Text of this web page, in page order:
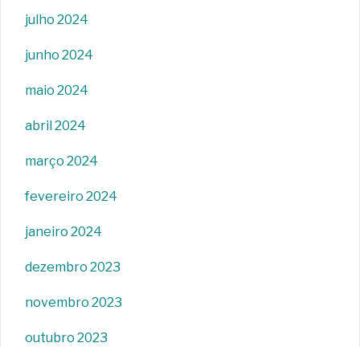
julho 2024
junho 2024
maio 2024
abril 2024
março 2024
fevereiro 2024
janeiro 2024
dezembro 2023
novembro 2023
outubro 2023